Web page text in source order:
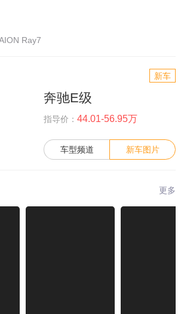
Ray7
新车
奔驰E级
指导价： 44.01-56.95万
车型频道 新车图片
更多